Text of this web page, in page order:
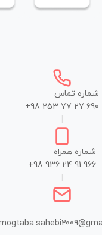
شماره تماس
+98 253 77 27 690
شماره همراه
+98 936 24 91 966